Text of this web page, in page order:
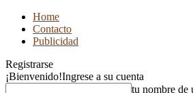
Home
Contacto
Publicidad
Registrarse
¡Bienvenido!Ingrese a su cuenta
tu nombre de